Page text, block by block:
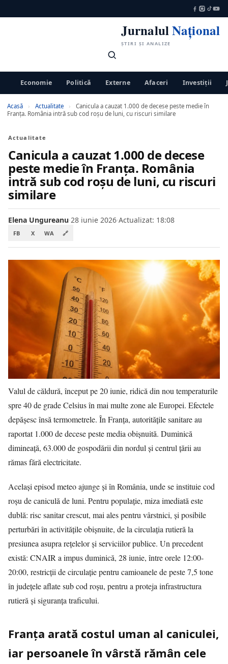
JurnalulNațional
ȘTIRI ȘI ANALIZE
Economie Politică Externe Afaceri Investiții
Acasă › Actualitate ›
Canicula a cauzat 1.000 de decese peste medie în
Franța. România intră sub cod roșu de luni, cu riscuri similare
Actualitate
Canicula a cauzat 1.000 de decese
peste medie în Franța. România
intră sub cod roșu de luni, cu riscuri
similare
Elena Ungureanu·28 iunie 2026·Actualizat: 18:08
FB X WA 🔗
Valul de căldură, început pe 20 iunie, ridică din nou temperaturile
spre 40 de grade Celsius în mai multe zone ale Europei. Efectele
depășesc însă termometrele. În Franța, autoritățile sanitare au
raportat 1.000 de decese peste media obișnuită. Duminică
dimineață, 63.000 de gospodării din nordul și centrul țării au
rămas fără electricitate.
Același episod meteo ajunge și în România, unde se instituie cod
roșu de caniculă de luni. Pentru populație, miza imediată este
dublă: risc sanitar crescut, mai ales pentru vârstnici, și posibile
perturbări în activitățile obișnuite, de la circulația rutieră la
presiunea asupra rețelelor și serviciilor publice. Un precedent
există: CNAIR a impus duminică, 28 iunie, între orele 12:00-
20:00, restricții de circulație pentru camioanele de peste 7,5 tone
în județele aflate sub cod roșu, pentru a proteja infrastructura
rutieră și siguranța traficului.
Franța arată costul uman al caniculei,
iar persoanele în vârstă rămân cele